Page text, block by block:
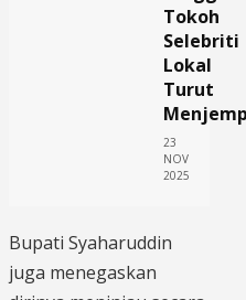
Tokoh
Selebriti
Lokal
Turut
23
NOV
2025
Bupati Syaharuddin
juga menegaskan